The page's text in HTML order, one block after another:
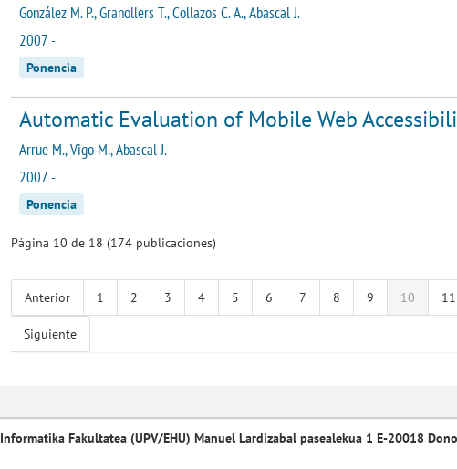
González M. P., Granollers T., Collazos C. A., Abascal J.
2007 -
Ponencia
Automatic Evaluation of Mobile Web
Arrue M., Vigo M., Abascal J.
2007 -
Ponencia
Página 10 de 18 (174 publicaciones)
Anterior 1 2 3 4 5 6 7 8 9 10 11
Siguiente
Informatika Fakultatea (UPV/EHU) Manuel Lardizabal pasealekua 1 E-20018